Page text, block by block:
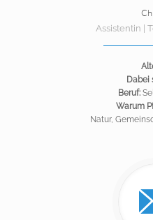
Assistentin |
Dabei
Beruf:
Warum
Natur,